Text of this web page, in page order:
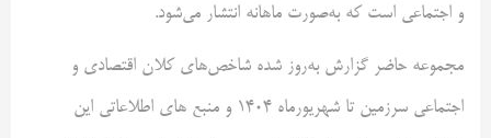
و اجتماعی است که به‌صورت ماهانه انتشار می‌شود.
مجموعه حاضر گزارش به‌روز شده شاخص‌های کلان اقتصادی و
اجتماعی سرزمین تا شهریورماه 1404 و منبع های اطلاعاتی این